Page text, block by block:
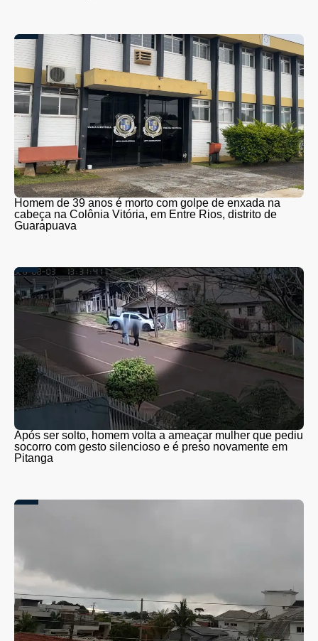
Homem de 39 anos é morto com golpe de enxada na
cabeça na Colônia Vitória, em Entre Rios, distrito de
Guarapuava
Após ser solto, homem volta a ameaçar mulher que pediu
socorro com gesto silencioso e é preso novamente em
Pitanga